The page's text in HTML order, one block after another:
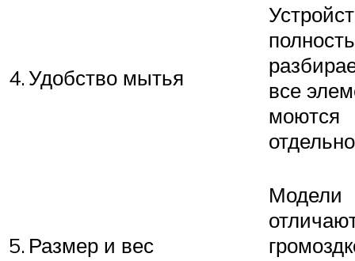
4.Удобство мытья
все
моются
5. Размер и вес
Модели